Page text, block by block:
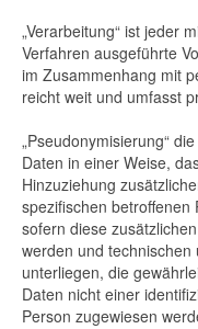
„Verarbeitung“ ist jeder
Verfahren ausgeführte
im Zusammenhang mit
reicht weit und umfasst
„Pseudonymisierung“
Daten in einer Weise,
Hinzuziehung
spezifischen
sofern diese
werden und
unterliegen, die
Daten nicht einer
Person zugewiesen